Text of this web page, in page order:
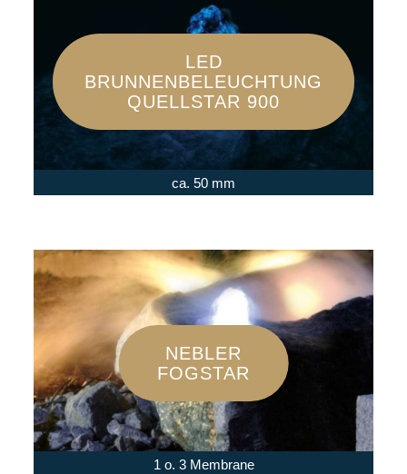
LED
BRUNNENBELEUCHTUNG
QUELLSTAR 900
ca. 50 mm
NEBLER
FOGSTAR
1 o. 3 Membrane